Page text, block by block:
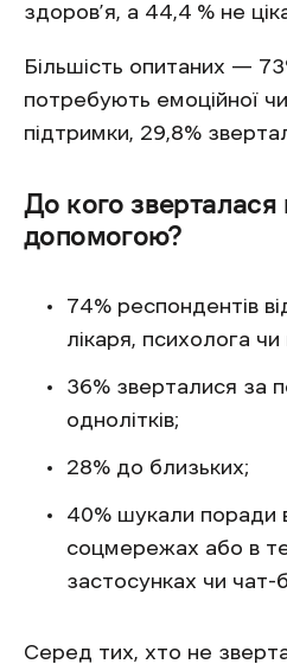
здоров’я, а 44,4 % не
Більшість опитаних —
потребують емоційної
підтримки, 29,8%
До кого зверталася
допомогою?
74% респондентів
лікаря, психолога
36% зверталися за
однолітків;
28% до близьких;
40% шукали поради
соцмережах або в
застосунках чи чат-
Серед тих, хто не